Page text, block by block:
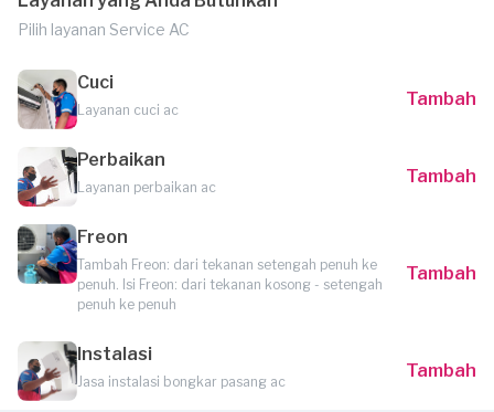
Pilih layanan Service AC
Cuci
Layanan cuci ac
Tambah
Perbaikan
Layanan perbaikan ac
Tambah
Freon
Tambah Freon: dari tekanan setengah penuh ke
penuh. Isi Freon: dari tekanan kosong - setengah
penuh ke penuh
Tambah
Instalasi
Jasa instalasi bongkar pasang ac
Tambah